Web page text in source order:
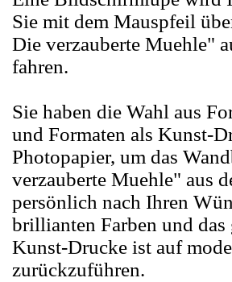
Sie mit dem Mauspfeil
Die verzauberte Muehle"
fahren.
Sie haben die Wahl aus
und Formaten als Kunst-
Photopapier, um das
verzauberte Muehle" aus
persönlich nach Ihren
brillianten Farben und das
Kunst-Drucke ist auf
zurückzuführen.